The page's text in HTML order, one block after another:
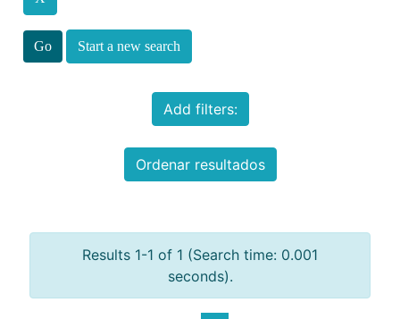
Start a new search
Add filters:
Ordenar resultados
Results 1-1 of 1 (Search time: 0.001
seconds).